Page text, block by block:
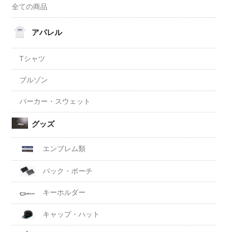
全ての商品
アパレル
Tシャツ
ブルゾン
パーカー・スウェット
グッズ
エンブレム類
バック・ポーチ
キーホルダー
キャップ・ハット